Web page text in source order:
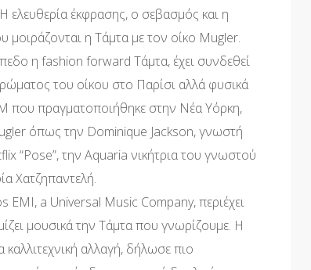
ελευθερία έκφρασης, o σεβασμός και η
μοιράζονται η Τάμτα με τον οίκο Mugler.
η fashion forward Τάμτα, έχει συνδεθεί
του οίκου στο Παρίσι αλλά φυσικά
που πραγματοποιήθηκε στην Νέα Υόρκη,
όπως την Dominique Jackson, γνωστή
“Pose”, την Aquaria νικήτρια του γνωστού
Χατζηπαντελή.
a Universal Music Company, περιέχει
μουσικά την Τάμτα που γνωρίζουμε. Η
αλλαγή, δήλωσε πιο